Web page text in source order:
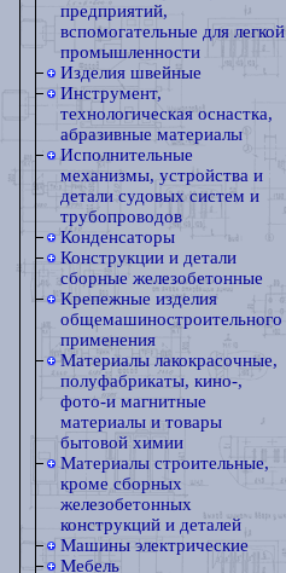
предприятий,
вспомогательные для легкой
промышленности
Изделия швейные
Инструмент,
технологическая оснастка,
абразивные материалы
Исполнительные
механизмы, устройства и
детали судовых систем и
трубопроводов
Конденсаторы
Конструкции и детали
сборные железобетонные
Крепежные изделия
общемашиностроительного
применения
Материалы лакокрасочные,
полуфабрикаты, кино-,
фото-и магнитные
материалы и товары
бытовой химии
Материалы строительные,
кроме сборных
железобетонных
конструкций и деталей
Машины электрические
Мебель